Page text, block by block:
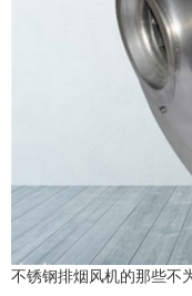
不锈钢排烟风机的那些不